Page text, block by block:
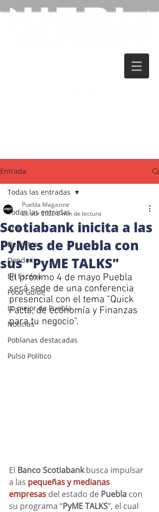
Entrada
Todas las entradas
Arte
Deportes
Donde ir
En Escena
Food Guide
Lo mejor de Puebla
Noticias
Poblanas destacadas
Pulso Político
Todas las entradas
Scotiabank inicita a las
PyMes de Puebla con
sus "PyME TALKS"
Puebla Magazine
26 abr 20222 min de lectura
El próximo 4 de mayo Puebla
será sede de una conferencia
presencial con el tema “Quick
Facts, de economía y Finanzas
para tu negocio”.
El Banco Scotiabank busca impulsar
a las pequeñas y medianas
empresas del estado de Puebla con
su programa “PyME TALKS”, el cual